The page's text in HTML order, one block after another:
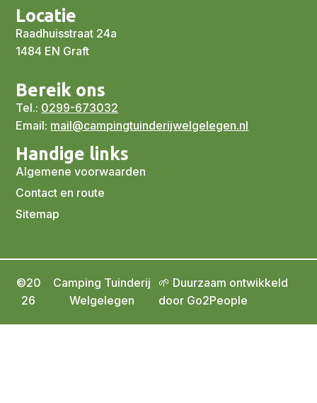
Locatie
Raadhuisstraat 24a
1484 EN Graft
Bereik ons
Tel.: 0299-673032
Email: mail@campingtuinderijwelgelegen.nl
Handige links
Algemene voorwaarden
Contact en route
Sitemap
©20
26
Camping Tuinderij
Welgelegen
🌱 Duurzaam ontwikkeld
door Go2People